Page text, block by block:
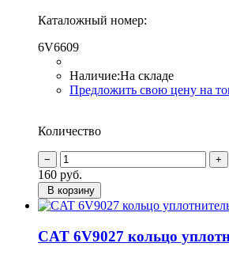
Каталожный номер:
6V6609
Наличие:На складе
Предложить свою цену на
Количество
160 руб.
В корзину
CAT 6V9027 кольцо